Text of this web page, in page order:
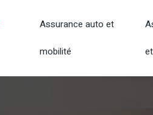
Assurance auto et
mobilité